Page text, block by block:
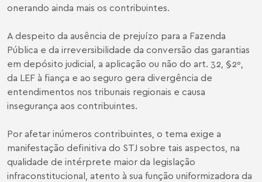
onerando ainda mais os contribuintes.
A despeito da ausência de prejuízo para a Fazenda
Pública e da irreversibilidade da conversão das garantias
em depósito judicial, a aplicação ou não do art. 32, §2º,
da LEF à fiança e ao seguro gera divergência de
entendimentos nos tribunais regionais e causa
insegurança aos contribuintes.
Por afetar inúmeros contribuintes, o tema exige a
manifestação definitiva do STJ sobre tais aspectos, na
qualidade de intérprete maior da legislação
infraconstitucional, atento à sua função uniformizadora da